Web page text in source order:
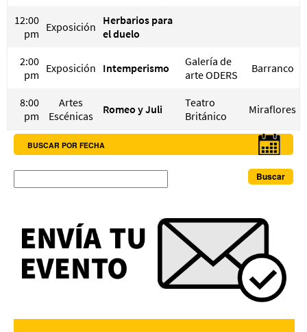
12:00
pm Exposición Herbarios para
el duelo
2:00
pm Exposición Intemperismo
Galería de
arte ODERS
Barranco
8:00
pm
Artes
Escénicas
Romeo y Juli
Teatro
Británico
Miraflores
BUSCAR POR FECHA